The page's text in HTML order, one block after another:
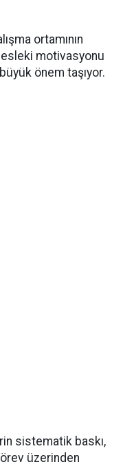
ortamının
motivasyonu
önem taşıyor.
sistematik baskı,
üzerinden